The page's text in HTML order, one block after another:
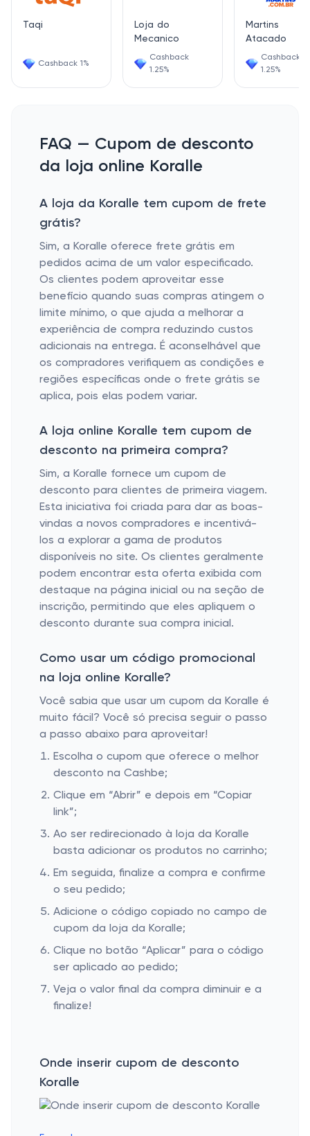
Taqi
Cashback 1%
Loja do
Mecanico
Cashback
1.25%
Martins
Atacado
Cashback
1.25%
FAQ — Cupom de desconto
da loja online Koralle
A loja da Koralle tem cupom de frete
grátis?
Sim, a Koralle oferece frete grátis em
pedidos acima de um valor especificado.
Os clientes podem aproveitar esse
benefício quando suas compras atingem o
limite mínimo, o que ajuda a melhorar a
experiência de compra reduzindo custos
adicionais na entrega. É aconselhável que
os compradores verifiquem as condições e
regiões específicas onde o frete grátis se
aplica, pois elas podem variar.
A loja online Koralle tem cupom de
desconto na primeira compra?
Sim, a Koralle fornece um cupom de
desconto para clientes de primeira viagem.
Esta iniciativa foi criada para dar as boas-
vindas a novos compradores e incentivá-
los a explorar a gama de produtos
disponíveis no site. Os clientes geralmente
podem encontrar esta oferta exibida com
destaque na página inicial ou na seção de
inscrição, permitindo que eles apliquem o
desconto durante sua compra inicial.
Como usar um código promocional
na loja online Koralle?
Você sabia que usar um cupom da Koralle é
muito fácil? Você só precisa seguir o passo
a passo abaixo para aproveitar!
Escolha o cupom que oferece o melhor
desconto na Cashbe;
Clique em “Abrir” e depois em “Copiar
link”;
Ao ser redirecionado à loja da Koralle
basta adicionar os produtos no carrinho;
Em seguida, finalize a compra e confirme
o seu pedido;
Adicione o código copiado no campo de
cupom da loja da Koralle;
Clique no botão “Aplicar” para o código
ser aplicado ao pedido;
Veja o valor final da compra diminuir e a
finalize!
Onde inserir cupom de desconto
Koralle